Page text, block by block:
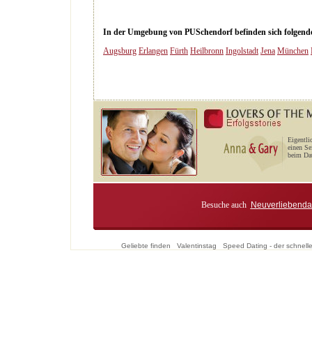
In der Umgebung von PUSchendorf befinden sich
Augsburg Erlangen Fürth Heilbronn Ingolstadt Jena München
einen
beim
Besuche auch
Geliebte finden Valentinstag Speed Dating - der